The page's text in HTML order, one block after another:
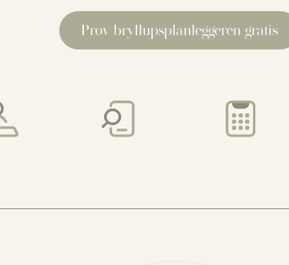
Prøv bryllupsplanleggeren gratis